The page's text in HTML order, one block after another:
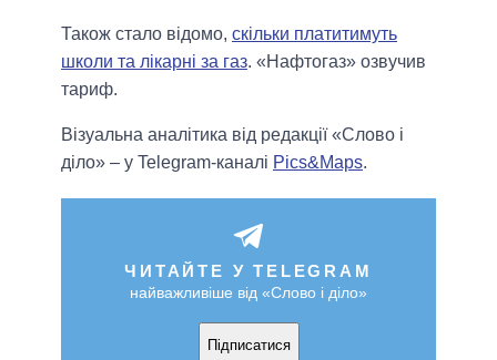
Також стало відомо, скільки платитимуть
школи та лікарні за газ. «Нафтогаз» озвучив
тариф.
Візуальна аналітика від редакції «Слово і
діло» – у Telegram-каналі Pics&Maps.
ЧИТАЙТЕ У TELEGRAM
найважливіше від «Слово і діло»
Підписатися